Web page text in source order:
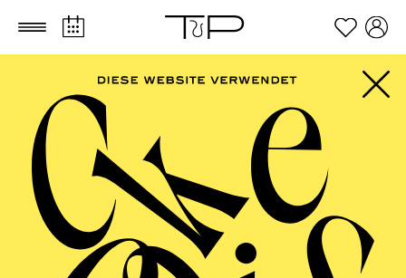
Zum Hauptinhalt springen Zum Footer springen
AALTO
MUSIKTHEATER,
AALTO BALLETT
ESSEN